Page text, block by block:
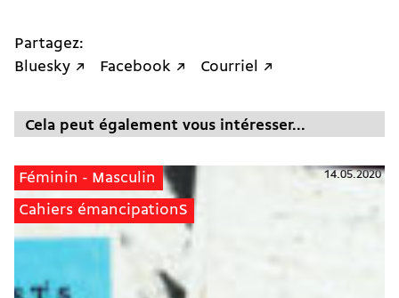
Partagez:
Bluesky ↗
Facebook ↗ Courriel ↗
Cela peut également vous intéresser...
Féminin - Masculin
Cahiers émancipationS
14.05.2020